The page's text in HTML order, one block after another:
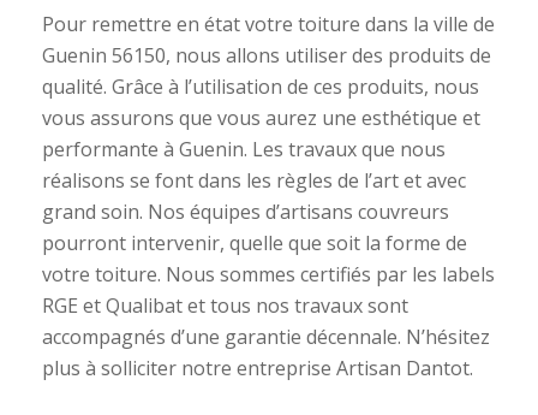
Pour remettre en état votre toiture dans la ville de
Guenin 56150, nous allons utiliser des produits de
qualité. Grâce à l’utilisation de ces produits, nous
vous assurons que vous aurez une esthétique et
performante à Guenin. Les travaux que nous
réalisons se font dans les règles de l’art et avec
grand soin. Nos équipes d’artisans couvreurs
pourront intervenir, quelle que soit la forme de
votre toiture. Nous sommes certifiés par les labels
RGE et Qualibat et tous nos travaux sont
accompagnés d’une garantie décennale. N’hésitez
plus à solliciter notre entreprise Artisan Dantot.